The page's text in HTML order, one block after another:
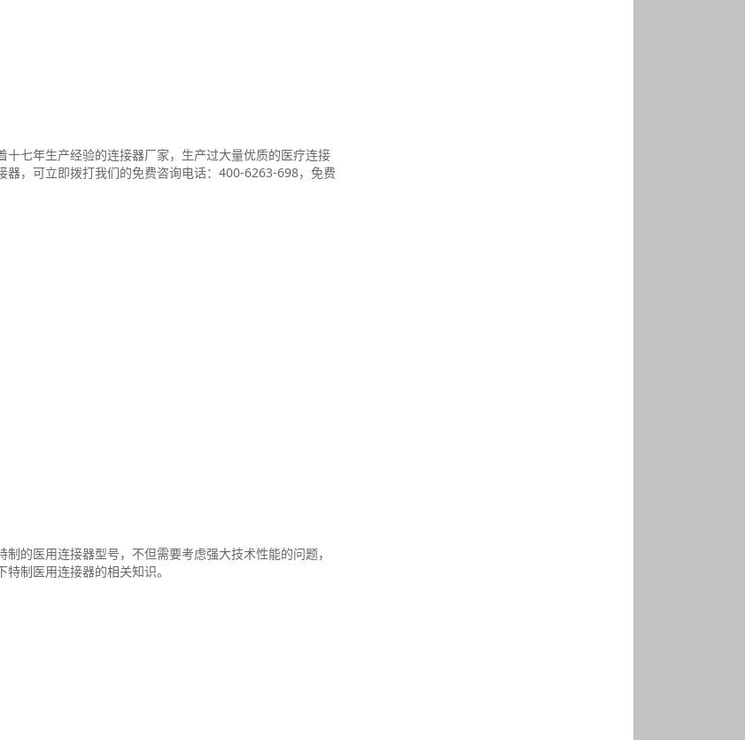
七年生产经验的连接器厂家，生产过大量优质的医疗连接
，可立即拨打我们的免费咨询电话：400-6263-698，免费
的医用连接器型号，不但需要考虑强大技术性能的问题，
制医用连接器的相关知识。